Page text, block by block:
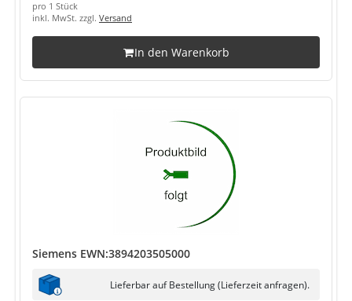
pro 1 Stück
inkl. MwSt. zzgl. Versand
In den Warenkorb
Siemens EWN:3894203505000
Lieferbar auf Bestellung (Lieferzeit anfragen).